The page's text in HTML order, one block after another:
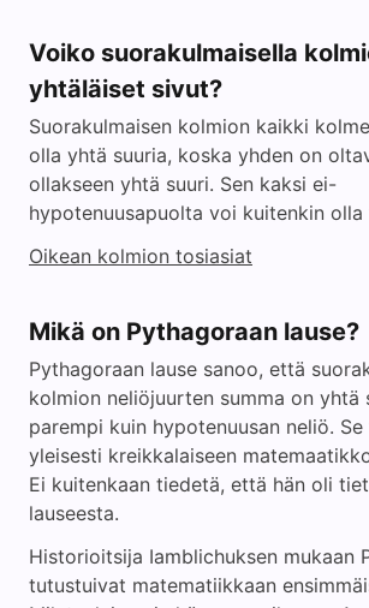
Voiko suorakulmaisella
yhtäläiset sivut?
Suorakulmaisen kolmion kaikki
olla yhtä suuria, koska yhden on
ollakseen yhtä suuri. Sen kaksi ei-
hypotenuusapuolta voi kuitenkin
Oikean kolmion tosiasiat
Mikä on Pythagoraan lause?
Pythagoraan lause sanoo, että
kolmion neliöjuurten summa on yhtä
parempi kuin hypotenuusan neliö.
yleisesti kreikkalaiseen
Ei kuitenkaan tiedetä, että hän oli
lauseesta.
Historioitsija Iamblichuksen mukaan
tutustuivat matematiikkaan